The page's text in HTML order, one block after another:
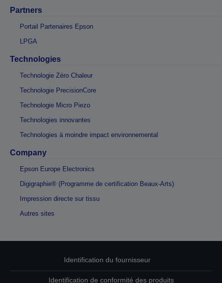
Partners
Portail Partenaires Epson
LPGA
Technologies
Technologie Zéro Chaleur
Technologie PrecisionCore
Technologie Micro Piezo
Technologies innovantes
Technologies à moindre impact environnemental
Company
Epson Europe Electronics
Digigraphie® (Programme de certification Beaux-Arts)
Impression directe sur tissu
Autres sites
Identification du fournisseur
Identification de conformité des produits